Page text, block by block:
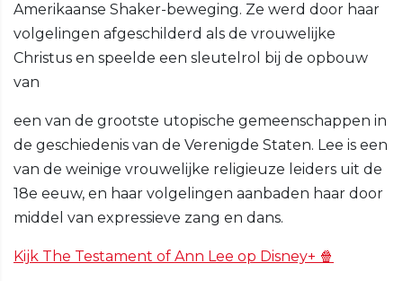
Amerikaanse Shaker-beweging. Ze werd door haar
volgelingen afgeschilderd als de vrouwelijke
Christus en speelde een sleutelrol bij de opbouw
van
een van de grootste utopische gemeenschappen in
de geschiedenis van de Verenigde Staten. Lee is een
van de weinige vrouwelijke religieuze leiders uit de
18e eeuw, en haar volgelingen aanbaden haar door
middel van expressieve zang en dans.
Kijk The Testament of Ann Lee op Disney+ 🍿